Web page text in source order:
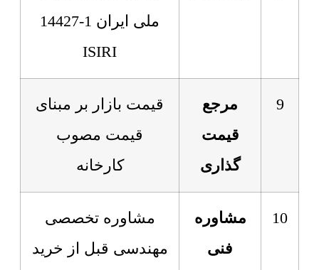
ملی ایران 1-14427
ISIRI
9
مرجع
قیمت
گذاری
قیمت بازار بر مبنای
قیمت مصوب
کارخانه
10
مشاوره
فنی
مشاوره تخصصی
مهندسی قبل از خرید